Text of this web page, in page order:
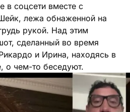
в соцсети вместе с
лежа обнаженной на
рукой. Над этим
сделанный во время
и Ирина, находясь в
о чем-то беседуют.